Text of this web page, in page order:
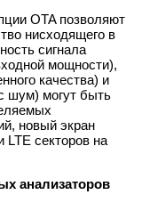
OTA позволяют
нисходящего в
сигнала
мощности),
качества) и
шум) могут быть
новый экран
LTE секторов на
анализаторов